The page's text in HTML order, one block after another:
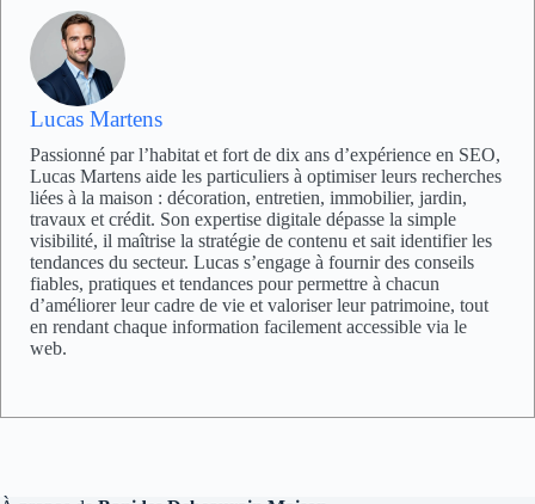
Lucas Martens
Passionné par l’habitat et fort de dix ans d’expérience en SEO,
Lucas Martens aide les particuliers à optimiser leurs recherches
liées à la maison : décoration, entretien, immobilier, jardin,
travaux et crédit. Son expertise digitale dépasse la simple
visibilité, il maîtrise la stratégie de contenu et sait identifier les
tendances du secteur. Lucas s’engage à fournir des conseils
fiables, pratiques et tendances pour permettre à chacun
d’améliorer leur cadre de vie et valoriser leur patrimoine, tout
en rendant chaque information facilement accessible via le
web.